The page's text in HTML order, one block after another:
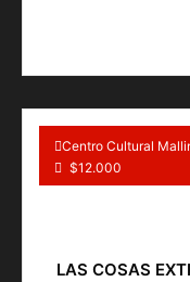
Centro Cultural
$12.000
LAS COSAS